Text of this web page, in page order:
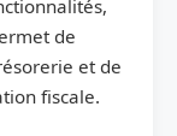
de
et de
fiscale.